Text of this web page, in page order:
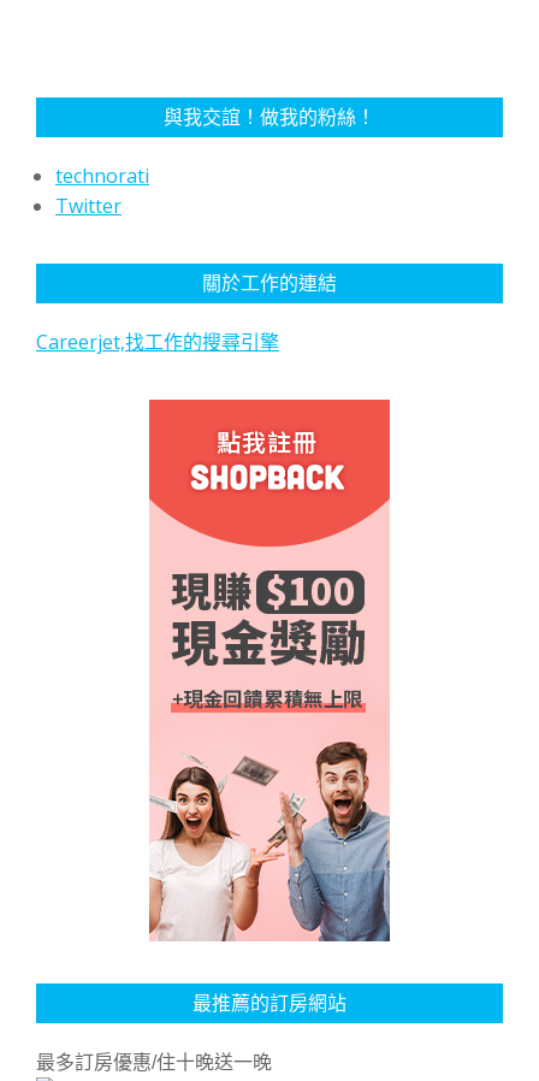
與我交誼！做我的粉絲！
technorati
Twitter
關於工作的連結
Careerjet,找工作的搜尋引擎
最推薦的訂房網站
最多訂房優惠/住十晚送一晚